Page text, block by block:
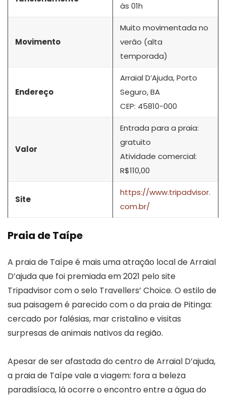
às 01h
Movimento
Muito movimentada no
verão (alta
temporada)
Endereço
Arraial D’Ajuda, Porto
Seguro, BA
CEP: 45810-000
Valor
Entrada para a praia:
gratuito
Atividade comercial:
R$110,00
Site
https://www.tripadvisor.
com.br/
Praia de Taípe
A praia de Taípe é mais uma atração local de Arraial
D’ajuda que foi premiada em 2021 pelo site
Tripadvisor com o selo Travellers’ Choice. O estilo de
sua paisagem é parecido com o da praia de Pitinga:
cercado por falésias, mar cristalino e visitas
surpresas de animais nativos da região.
Apesar de ser afastada do centro de Arraial D’ajuda,
a praia de Taípe vale a viagem: fora a beleza
paradisíaca, lá ocorre o encontro entre a água do